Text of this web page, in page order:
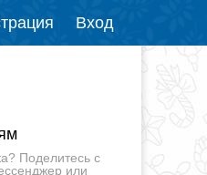
Вход
Поделитесь с
или